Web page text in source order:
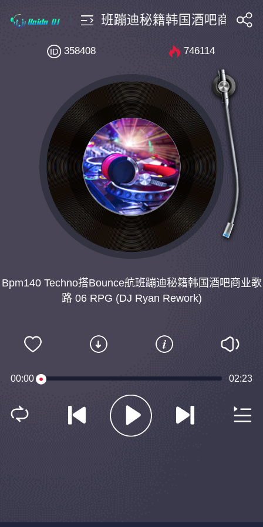
搭Bounce航班蹦迪秘籍韩国酒吧商业歌
Bpm140 Techno搭Bounce航班蹦迪秘籍韩国酒吧商业歌
路 06 RPG (DJ Ryan Rework)
358408 746114
00:00 02:23